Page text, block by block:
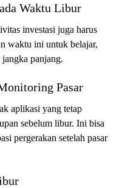
Waktu Libur
investasi juga harus
waktu ini untuk belajar,
jangka panjang.
Pasar
aplikasi yang tetap
sebelum libur. Ini bisa
pergerakan setelah pasar